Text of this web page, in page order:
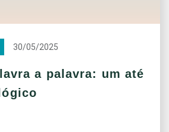
30/05/2025
a palavra: um até